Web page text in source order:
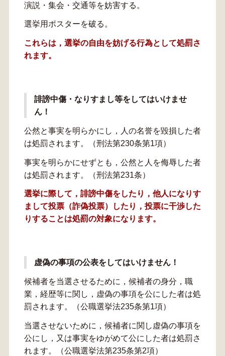
演説・集会・交通等を妨害する。
選挙用ポスターを破る。
これらは，選挙の自由を妨げる行為として処罰さ
れます。
誹謗中傷・なりすまし等をしてはいけませ
ん！
公然と事実を明らかにし，人の名誉を毀損した者
は処罰されます。（刑法第230条第1項）
事実を明らかにせずとも，公然と人を侮辱した者
は処罰されます。（刑法第231条）
選挙に際して，誹謗中傷をしたり，他人になりす
まして投票（詐偽投票）したり，投票に干渉した
りすることは処罰の対象になります。
虚偽の事項の公表をしてはいけません！
候補者を当選させるために，候補者の身分，職
業，経歴等に関し，虚偽の事項を公にした者は処
罰されます。（公職選挙法235条第1項）
当選させないために，候補者に関し虚偽の事項を
公にし，又は事実をゆがめて公にした者は処罰さ
れます。（公職選挙法第235条第2項）